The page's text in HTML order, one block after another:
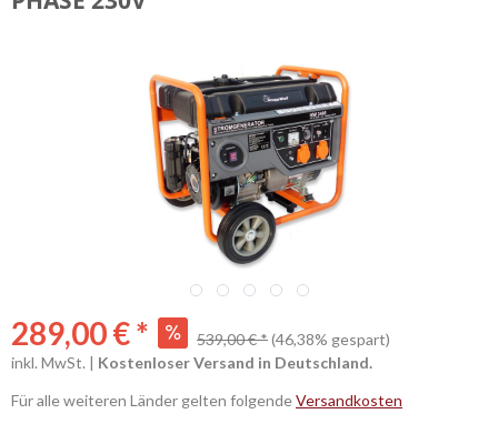
289,00 € * 539,00 € *(46,38% gespart)
inkl. MwSt. | Kostenloser Versand in Deutschland.
Für alle weiteren Länder gelten folgendeVersandkosten